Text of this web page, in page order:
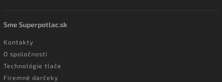
Sme Superpotlac.sk
Kontakty
O spoločnosti
Technológie tlače
Firemné darčeky